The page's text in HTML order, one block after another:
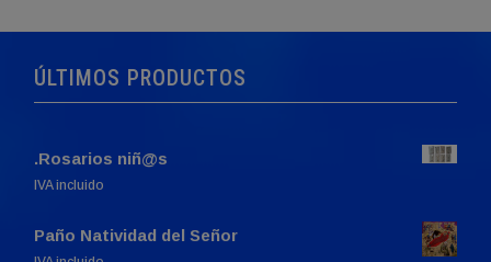
ÚLTIMOS PRODUCTOS
.Rosarios niñ@s
IVA incluido
Paño Natividad del Señor